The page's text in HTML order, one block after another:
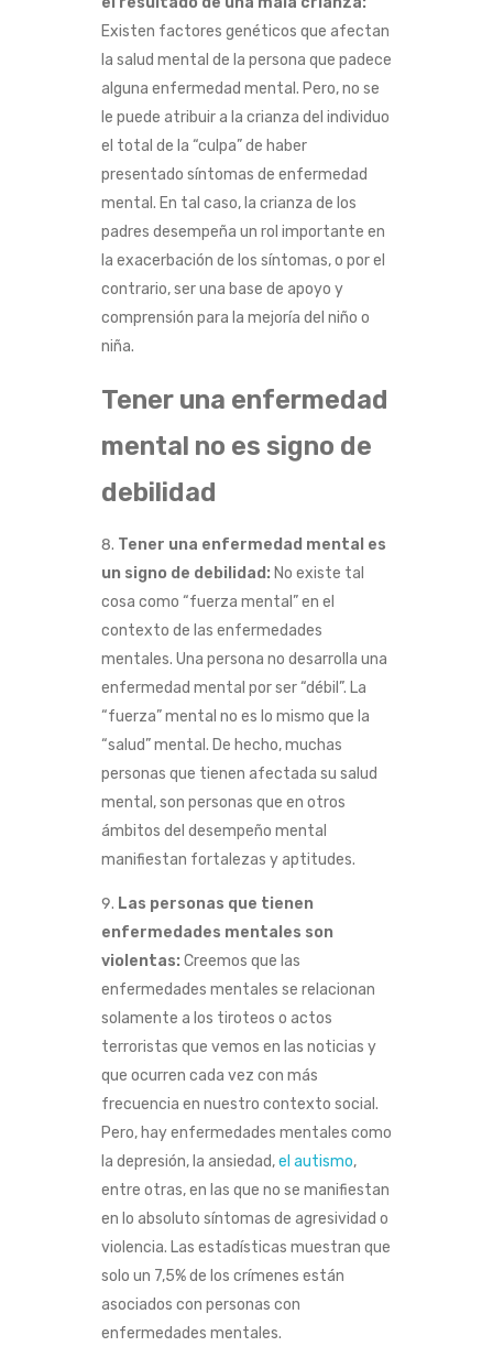
Existen factores genéticos que afectan
la salud mental de la persona que padece
alguna enfermedad mental. Pero, no se
le puede atribuir a la crianza del individuo
el total de la “culpa” de haber
presentado síntomas de enfermedad
mental. En tal caso, la crianza de los
padres desempeña un rol importante en
la exacerbación de los síntomas, o por el
contrario, ser una base de apoyo y
comprensión para la mejoría del niño o
niña.
Tener una enfermedad
mental no es signo de
debilidad
Tener una enfermedad mental es
un signo de debilidad: No existe tal
cosa como “fuerza mental” en el
contexto de las enfermedades
mentales. Una persona no desarrolla una
enfermedad mental por ser “débil”. La
“fuerza” mental no es lo mismo que la
“salud” mental. De hecho, muchas
personas que tienen afectada su salud
mental, son personas que en otros
ámbitos del desempeño mental
manifiestan fortalezas y aptitudes.
Las personas que tienen
enfermedades mentales son
violentas: Creemos que las
enfermedades mentales se relacionan
solamente a los tiroteos o actos
terroristas que vemos en las noticias y
que ocurren cada vez con más
frecuencia en nuestro contexto social.
Pero, hay enfermedades mentales como
la depresión, la ansiedad,el autismo,
entre otras, en las que no se manifiestan
en lo absoluto síntomas de agresividad o
violencia. Las estadísticas muestran que
solo un 7,5% de los crímenes están
asociados con personas con
enfermedades mentales.